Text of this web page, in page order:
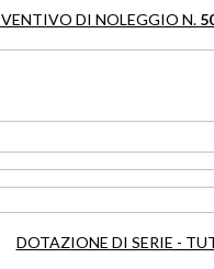
DI NOLEGGIO N.
DOTAZIONE DI SERIE -